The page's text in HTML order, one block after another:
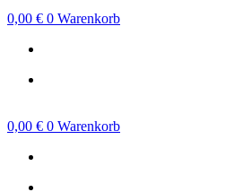
0,00 € 0 Warenkorb
0,00 € 0 Warenkorb